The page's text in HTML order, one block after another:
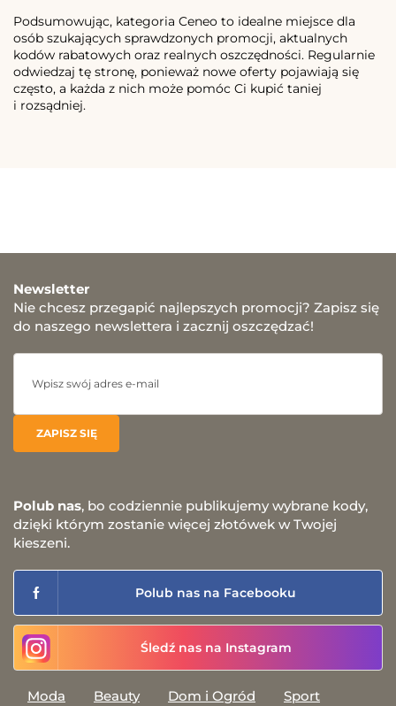
Podsumowując, kategoria Ceneo to idealne miejsce dla
osób szukających sprawdzonych promocji, aktualnych
kodów rabatowych oraz realnych oszczędności. Regularnie
odwiedzaj tę stronę, ponieważ nowe oferty pojawiają się
często, a każda z nich może pomóc Ci kupić taniej
i rozsądniej.
Newsletter
Nie chcesz przegapić najlepszych promocji? Zapisz się
do naszego newslettera i zacznij oszczędzać!
Polub nas, bo codziennie publikujemy wybrane kody,
dzięki którym zostanie więcej złotówek w Twojej
kieszeni.
Polub nas na Facebooku
Śledź nas na Instagram
Moda Beauty Dom i Ogród
Sport